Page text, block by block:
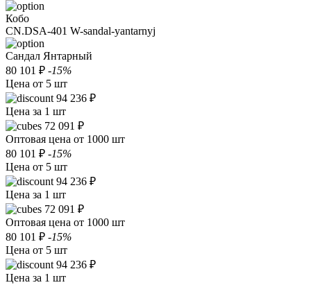
Кобо
CN.DSA-401 W-sandal-yantarnyj
Сандал Янтарный
80 101 ₽ -15%
Цена от 5 шт
94 236 ₽
Цена за 1 шт
72 091 ₽
Оптовая цена от 1000 шт
80 101 ₽ -15%
Цена от 5 шт
94 236 ₽
Цена за 1 шт
72 091 ₽
Оптовая цена от 1000 шт
80 101 ₽ -15%
Цена от 5 шт
94 236 ₽
Цена за 1 шт